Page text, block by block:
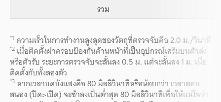
รวม
*1 ความเร็วในการทำงานสูงสุดของวัตถุที่ตรวจจับคือ 2.0 ม./วินาที
*2 เมื่อติดตั้งฝาครอบป้องกันด้านหน้าที่เป็นอุปกรณ์เสริมบนตัวส่ง
หรือตัวรับ ระยะการตรวจจับจะสั้นลง 0.5 ม. แต่จะสั้นลง 1 ม. เมื่อ
ติดตั้งกับทั้งสองตัว
*3หากเวลาบดบังแสงคือ 80 มิลลิวินาทีหรือน้อยกว่า เวลาตอบ
สนอง (ปิด>เปิด) จะช้าลงเป็นต่ำสุด 80 มิลลิวินาทีเพื่อให้แน่ใจว่า